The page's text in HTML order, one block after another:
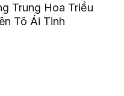
Trung Hoa Triều
Tô Ái Tinh